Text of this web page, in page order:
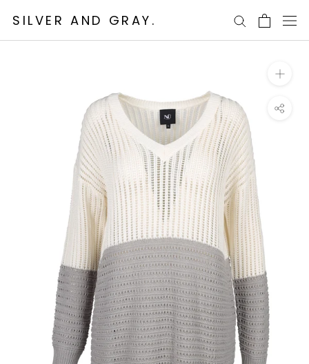
naar
content
SILVER AND GRAY.